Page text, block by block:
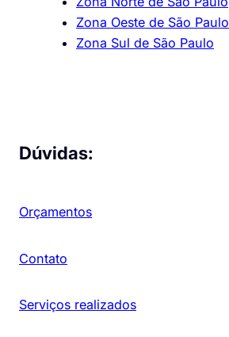
Zona Oeste de São Paulo
Zona Sul de São Paulo
Dúvidas:
Orçamentos
Contato
Serviços realizados